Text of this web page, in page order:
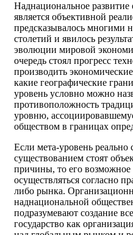
Наднациональное
является объективной
предсказывалось многими
столетий и явилось
эволюции мировой
очередь стоял прогресс
производить
какие географические
уровень условно можно
противоположность
уровню,
обществом в границах
Если мета-уровень реально
существованием стоят
причины, то его
осуществляться согласно
либо рынка.
наднациональной
подразумевают создание
государство как